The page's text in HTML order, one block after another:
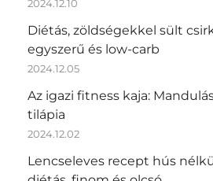
2024.12.10
Diétás, zöldségekkel sült
egyszerű és low-carb
2024.12.05
Az igazi fitness kaja:
tilápia
2024.12.02
Lencseleves recept hús